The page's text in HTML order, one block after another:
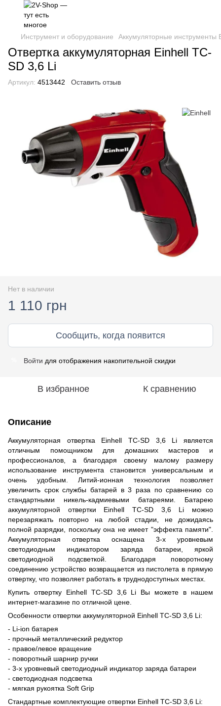
Инструмент и оборудование Аккумуляторные инструменты
Отвертка аккумуляторная Einhell TC-
SD 3,6 Li
Артикул: 4513442 Оставить отзыв
Нет в наличии
1 110 грн
Сообщить, когда появится
Войти для отображения накопительной скидки
В избранное К сравнению
Описание
Аккумуляторная отвертка Einhell TC-SD 3,6 Li является
отличным помощником для домашних мастеров и
профессионалов, а благодаря своему малому размеру
использование инструмента становится универсальным и
очень удобным. Литий-ионная технология позволяет
увеличить срок службы батарей в 3 раза по сравнению со
стандартными никель-кадмиевыми батареями. Батарею
аккумуляторной отвертки Einhell TC-SD 3,6 Li можно
перезаряжать повторно на любой стадии, не дожидаясь
полной разрядки, поскольку она не имеет "эффекта памяти".
Аккумуляторная отвертка оснащена 3-х уровневым
светодиодным индикатором заряда батареи, яркой
светодиодной подсветкой. Благодаря поворотному
соединению устройство возвращается из пистолета в прямую
отвертку, что позволяет работать в труднодоступных местах.
Купить отвертку Einhell TC-SD 3,6 Li Вы можете в нашем
интернет-магазине по отличной цене.
Особенности отвертки аккумуляторной Einhell TC-SD 3,6 Li:
- Li-ion батарея
- прочный металлический редуктор
- правое/левое вращение
- поворотный шарнир ручки
- 3-х уровневый светодиодный индикатор заряда батареи
- светодиодная подсветка
- мягкая рукоятка Soft Grip
Стандартные комплектующие отвертки Einhell TC-SD 3,6 Li: